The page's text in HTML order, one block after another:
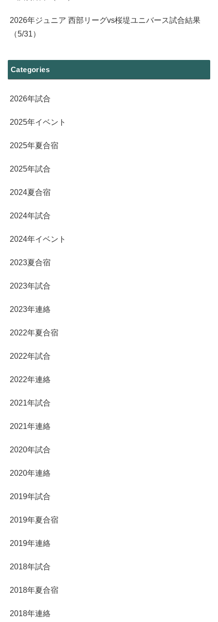
2026年ジュニア 西部リーグvs桜堤ユニバース試合結果
（5/31）
Categories
2026年試合
2025年イベント
2025年夏合宿
2025年試合
2024夏合宿
2024年試合
2024年イベント
2023夏合宿
2023年試合
2023年連絡
2022年夏合宿
2022年試合
2022年連絡
2021年試合
2021年連絡
2020年試合
2020年連絡
2019年試合
2019年夏合宿
2019年連絡
2018年試合
2018年夏合宿
2018年連絡